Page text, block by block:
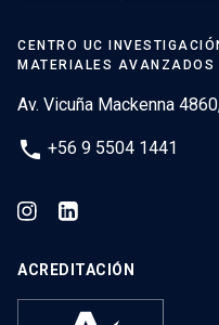
CENTRO UC
MATERIALES AVANZADOS
Av. Vicuña Mackenna
phone +56 9 5504 1441
ACREDITACIÓN